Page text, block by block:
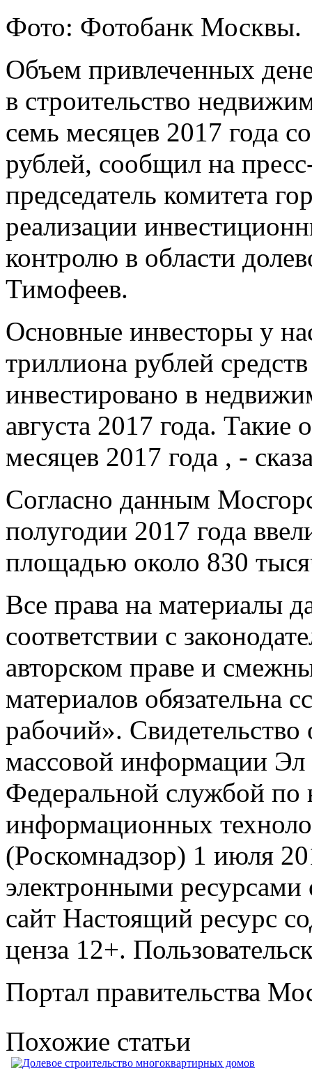
Фото: Фотобанк Москвы.
Объем привлеченных
в строительство
семь месяцев 2017 года
рублей, сообщил на
председатель комитета
реализации
контролю в области
Тимофеев.
Основные инвесторы у
триллиона рублей
инвестировано в
августа 2017 года.
месяцев 2017 года , -
Согласно данным
полугодии 2017 года
площадью около 830
Все права на материалы
соответствии с
авторском праве и
материалов обязательна
рабочий». Свидетельство
массовой информации
Федеральной службой по
информационных
(Роскомнадзор) 1 июля
электронными ресурсами
сайт Настоящий ресурс
ценза 12+.
Портал правительства
Похожие статьи